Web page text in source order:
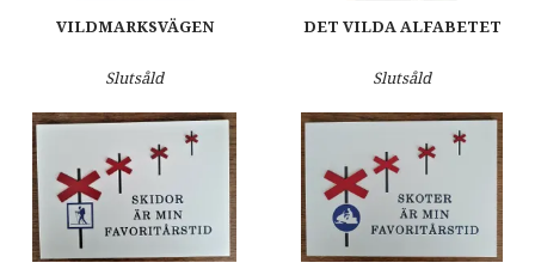
VILDMARKSVÄGEN
Slutsåld
DET VILDA ALFABETET
Slutsåld